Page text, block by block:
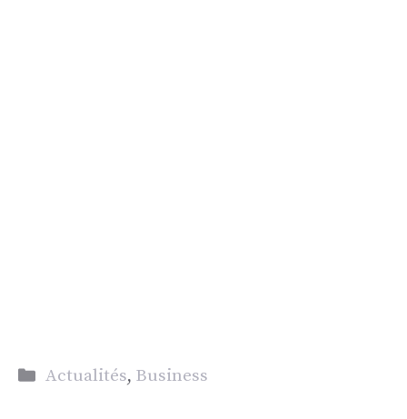
Catégories
Actualités, Business